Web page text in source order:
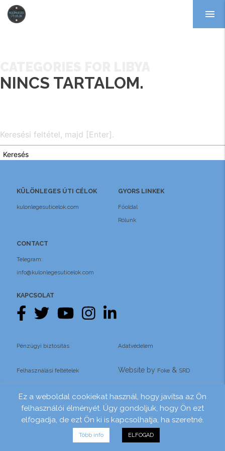
menu
NINCS TARTALOM.
Keresés
KÜLÖNLEGES ÚTI CÉLOK
kulonlegesuticelok.com
GYORS LINKEK
Főoldal
Rólunk
CONTACT
Telegram:
info@kulonlegesuticelok.com
KAPCSOLAT
Pénzügyi biztosítás Adatvédelem
Felhasználási feltételek Website by Foke& SRD
Ez a weboldal cookiekat használ, hogy javítsa az Ön
felhasználói élményét. Úgy gondoljuk, hogy Ön ezt
elfogadja, de ezt Ön ki is kapcsolhatja, ha szeretné.
Több info ELFOGAD